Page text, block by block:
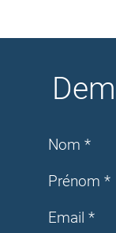
Nom *
Prénom *
Email *